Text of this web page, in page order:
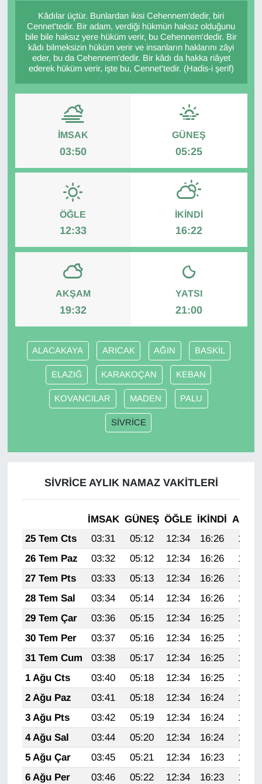
Kâdılar üçtür. Bunlardan ikisi Cehennem'dedir, biri
Cennet'tedir. Bir adam, verdiği hükmün haksız olduğunu
bile bile haksız yere hüküm verir, bu Cehennem'dedir. Bir
kâdı bilmeksizin hüküm verir ve insanların haklarını zâyi
eder, bu da Cehennem'dedir. Bir kâdı da hakka riâyet
ederek hüküm verir, işte bu, Cennet'tedir. (Hadis-i şerif)
İMSAK
03:50
GÜNEŞ
05:25
ÖĞLE
12:33
İKINDI
16:22
AKŞAM
19:32
YATSI
21:00
ALACAKAYA ARICAK AĞIN BASKİL
ELAZIĞ KARAKOÇAN KEBAN
KOVANCILAR MADEN PALU
SİVRİCE
SİVRİCE AYLIK NAMAZ VAKITLERI
İMSAK GÜNEŞ ÖĞLE İKINDI
25 Tem Cts
03:31 05:12 12:34 16:26
19:47
26 Tem Paz
03:32 05:12 12:34 16:26
19:46
27 Tem Pts
03:33 05:13 12:34 16:26
19:45
28 Tem Sal
03:34 05:14 12:34 16:26
19:45
29 Tem Çar
03:36 05:15 12:34 16:25
19:44
30 Tem Per
03:37 05:16 12:34 16:25
19:43
31 Tem Cum
03:38 05:17 12:34 16:25
19:42
1 Ağu Cts
03:40 05:18 12:34 16:25
19:41
2 Ağu Paz
03:41 05:18 12:34 16:24
19:40
3 Ağu Pts
03:42 05:19 12:34 16:24
19:39
4 Ağu Sal
03:44 05:20 12:34 16:24
19:38
5 Ağu Çar
03:45 05:21 12:34 16:23
19:37
6 Ağu Per
03:46 05:22 12:34 16:23
19:36
Diğer
DÜNYA
EKONOMİ
Eleman
Emlak
En çok konuşulanlar
GENEL
Gündem
HABERDE İNSAN
İngilizce
Kadın
Kültür & Sanat
MAGAZİN
MEDYA
ONE EKONOMİ
POLİTİKA
Resmi İlanlar
RÖPORTAJ
SAĞLIK
Seri İlan